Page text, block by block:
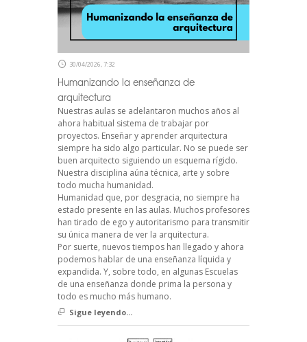
30/04/2026, 7:32
Humanizando la enseñanza de
arquitectura
Nuestras aulas se adelantaron muchos años al
ahora habitual sistema de trabajar por
proyectos. Enseñar y aprender arquitectura
siempre ha sido algo particular. No se puede ser
buen arquitecto siguiendo un esquema rígido.
Nuestra disciplina aúna técnica, arte y sobre
todo mucha humanidad.
Humanidad que, por desgracia, no siempre ha
estado presente en las aulas. Muchos profesores
han tirado de ego y autoritarismo para transmitir
su única manera de ver la arquitectura.
Por suerte, nuevos tiempos han llegado y ahora
podemos hablar de una enseñanza líquida y
expandida. Y, sobre todo, en algunas Escuelas
de una enseñanza donde prima la persona y
todo es mucho más humano.
Sigue leyendo...